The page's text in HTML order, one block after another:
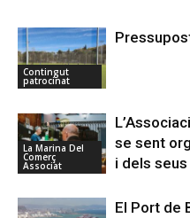
Contingut
patrocinat
La Marina Del
Comerç
Associat
se sent
i dels
El Port de